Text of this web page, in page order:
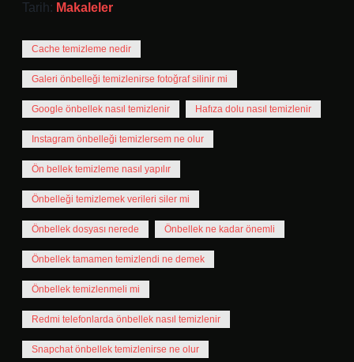
Tarih: Makaleler
Cache temizleme nedir
Galeri önbelleği temizlenirse fotoğraf silinir mi
Google önbellek nasıl temizlenir Hafıza dolu nasıl temizlenir
Instagram önbelleği temizlersem ne olur
Ön bellek temizleme nasıl yapılır
Önbelleği temizlemek verileri siler mi
Önbellek dosyası nerede Önbellek ne kadar önemli
Önbellek tamamen temizlendi ne demek
Önbellek temizlenmeli mi
Redmi telefonlarda önbellek nasıl temizlenir
Snapchat önbellek temizlenirse ne olur